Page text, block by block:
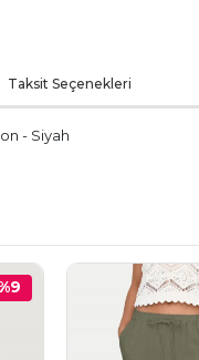
Taksit Seçenekleri
- Siyah